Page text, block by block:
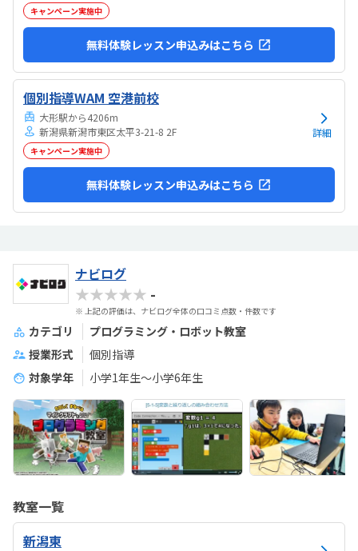
キャンペーン実施中
無料体験レッスン申込みはこちら
個別指導WAM 空港前校
大形駅から4206m
新潟県新潟市東区太平3-21-8 2F
キャンペーン実施中
詳細
無料体験レッスン申込みはこちら
ナビログ
★★★★★ -
※ 上記の評価は、ナビログ全体の口コミ点数・件数です
カテゴリ
プログラミング・ロボット教室
授業形式
個別指導
対象学年
小学1年生～小学6年生
教室一覧
新潟東